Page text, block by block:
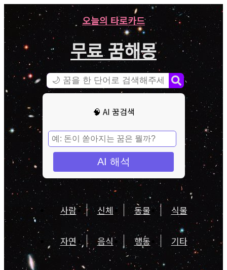
오늘의 타로카드
무료 꿈해몽
🧠 AI 꿈검색
AI 해석
사람 신체 동물 식물
자연 음식 행동 기타